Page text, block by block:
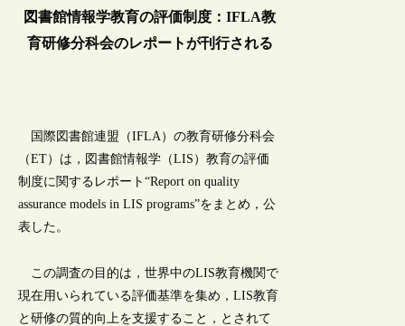
図書館情報学教育の評価制度：IFLA教
育研修分科会のレポートが刊行される
国際図書館連盟（IFLA）の教育研修分科会
（ET）は，図書館情報学（LIS）教育の評価
制度に関するレポート“Report on quality
assurance models in LIS programs”をまとめ，公
表した。
この調査の目的は，世界中のLIS教育機関で
現在用いられている評価基準を集め，LIS教育
と研修の質的向上を支援すること，とされて